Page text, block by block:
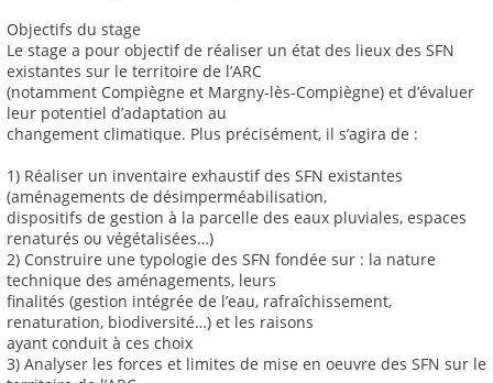
Objectifs du stage
Le stage a pour objectif de réaliser un état des lieux des SFN
existantes sur le territoire de l’ARC
(notamment Compiègne et Margny-lès-Compiègne) et d’évaluer
leur potentiel d’adaptation au
changement climatique. Plus précisément, il s’agira de :
1) Réaliser un inventaire exhaustif des SFN existantes
(aménagements de désimperméabilisation,
dispositifs de gestion à la parcelle des eaux pluviales, espaces
renaturés ou végétalisées…)
2) Construire une typologie des SFN fondée sur : la nature
technique des aménagements, leurs
finalités (gestion intégrée de l’eau, rafraîchissement,
renaturation, biodiversité…) et les raisons
ayant conduit à ces choix
3) Analyser les forces et limites de mise en oeuvre des SFN sur le